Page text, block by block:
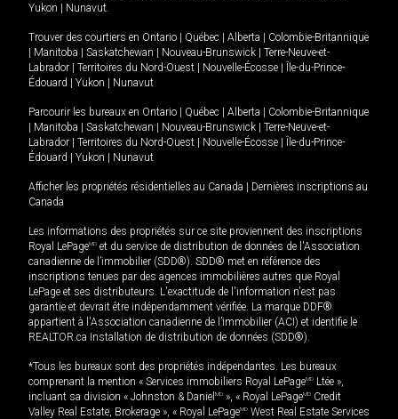
Yukon | Nunavut
Trouver des courtiers en Ontario | Québec | Alberta | Colombie-Britannique
| Manitoba | Saskatchewan | Nouveau-Brunswick | Terre-Neuve-et-
Labrador | Territoires du Nord-Ouest | Nouvelle-Écosse | Île-du-Prince-
Édouard | Yukon | Nunavut
Parcourir les bureaux en Ontario | Québec | Alberta | Colombie-Britannique
| Manitoba | Saskatchewan | Nouveau-Brunswick | Terre-Neuve-et-
Labrador | Territoires du Nord-Ouest | Nouvelle-Écosse | Île-du-Prince-
Édouard | Yukon | Nunavut
Afficher les propriétés résidentielles au Canada | Dernières inscriptions au
Canada
Les informations des propriétés sur ce site proviennent des inscriptions
Royal LePageMD et du service de distribution de données de l'Association
canadienne de l’immobilier (SDD®). SDD® met en référence des
inscriptions tenues par des agences immobilières autres que Royal
LePage et ses distributeurs. L'exactitude de l'information n'est pas
garantie et devrait être indépendamment vérifiée. La marque DDF®
appartient à l'Association canadienne de l’immobilier (ACI) et identifie le
REALTOR.ca Installation de distribution de données (SDD®).
*Tous les bureaux sont des propriétés indépendantes. Les bureaux
comprenant la mention « Services immobiliers Royal LePageMD Ltée »,
incluant sa division « Johnston & Daniel MD », « Royal LePageMD Credit
Valley Real Estate, Brokerage », « Royal LePageMD West Real Estate Services